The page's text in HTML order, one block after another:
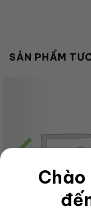
Chào
SẢN PHẨM